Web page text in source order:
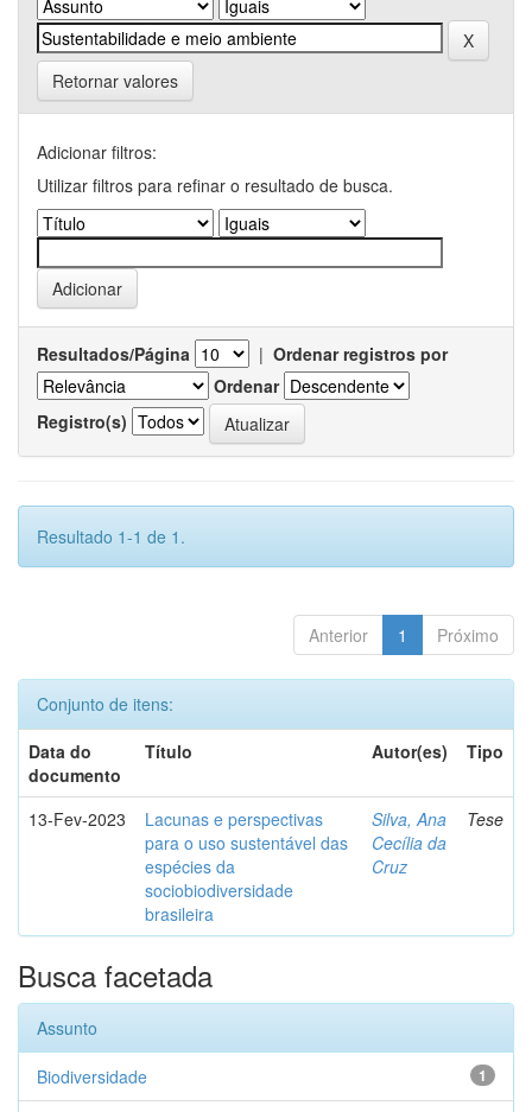
Retornar valores
Adicionar filtros:
Utilizar filtros para refinar o resultado de busca.
Resultados/Página | Ordenar registros por
Ordenar
Registro(s)
Resultado 1-1 de 1.
Anterior 1 Próximo
Conjunto de itens:
Data do
documento
Título Autor(es) Tipo
13-Fev-2023
Lacunas e perspectivas
para o uso sustentável das
espécies da
sociobiodiversidade
brasileira
Silva, Ana
Cecília da
Cruz
Tese
Busca facetada
Assunto
1
Biodiversidade